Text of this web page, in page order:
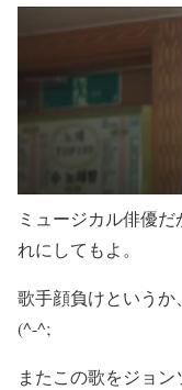
ミュージカル俳優
れにしてもよ。
歌手顔負けという
(^-^;
またこの歌をジョン